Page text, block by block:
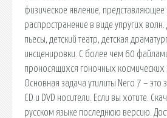
физическое явление, представляющее
распространение в виде упругих
пьесы, детский театр, детская
инсценировки. С более чем 60
проносящихся гоночных космических
Основная задача утилиты Nero 7 – это
CD и DVD носители. Если вы хотите.
русском языке последнюю версию.